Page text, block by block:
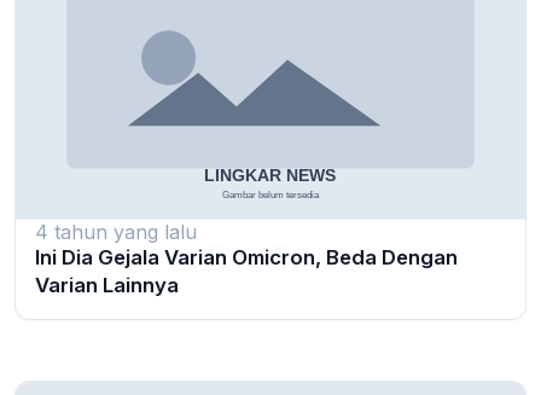
4 tahun yang lalu
Ini Dia Gejala Varian Omicron, Beda Dengan
Varian Lainnya